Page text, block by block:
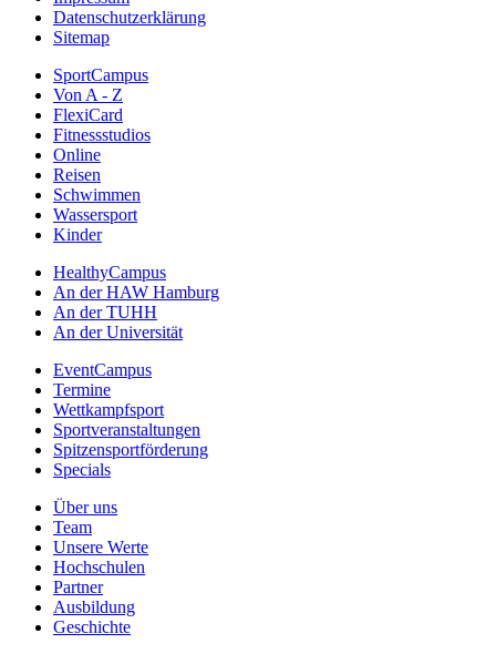
Datenschutzerklärung
Sitemap
SportCampus
Von A - Z
FlexiCard
Fitnessstudios
Online
Reisen
Schwimmen
Wassersport
Kinder
HealthyCampus
An der HAW Hamburg
An der TUHH
An der Universität
EventCampus
Termine
Wettkampfsport
Sportveranstaltungen
Spitzensportförderung
Specials
Über uns
Team
Unsere Werte
Hochschulen
Partner
Ausbildung
Geschichte